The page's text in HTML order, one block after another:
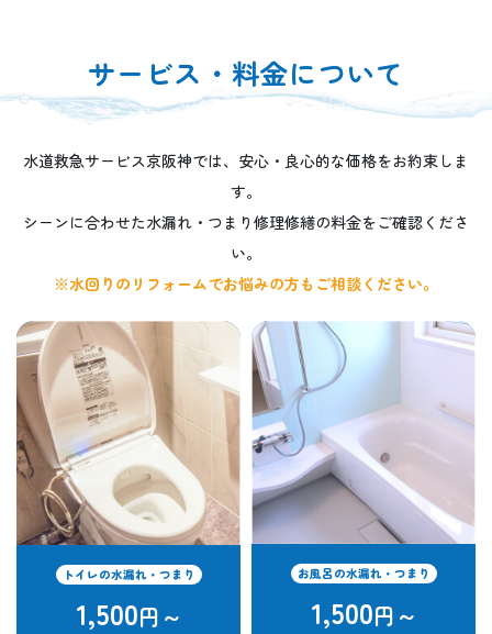
サービス・料金について
水道救急サービス京阪神では、安心・良心的な価格をお約束しま
す。
シーンに合わせた水漏れ・つまり修理修繕の料金をご確認くださ
い。
※水回りのリフォームでお悩みの方もご相談ください。
トイレの水漏れ・つまり
1,500円～
お風呂の水漏れ・つまり
1,500円～